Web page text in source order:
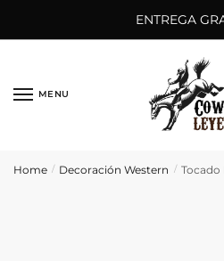
ENTREGA
MENU
Home / Decoración Western / Tocado